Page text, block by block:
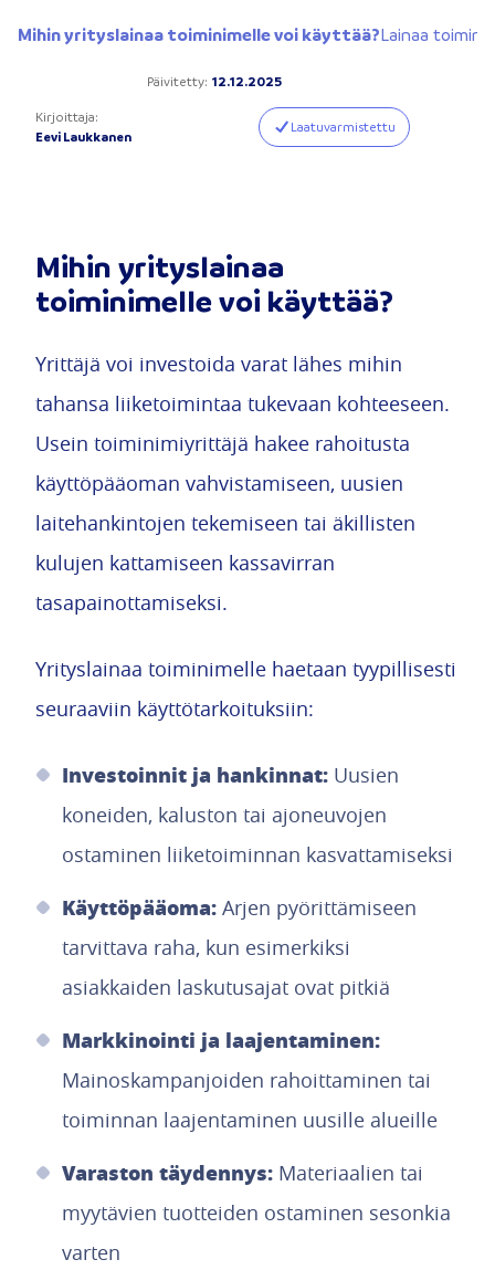
Mihin yrityslainaa toiminimelle voi käyttää?Lainaa
Päivitetty: 12.12.2025
Kirjoittaja:
Eevi Laukkanen
Laatuvarmistettu
Mihin yrityslainaa
toiminimelle voi käyttää?
Yrittäjä voi investoida varat lähes mihin
tahansa liiketoimintaa tukevaan kohteeseen.
Usein toiminimiyrittäjä hakee rahoitusta
käyttöpääoman vahvistamiseen, uusien
laitehankintojen tekemiseen tai äkillisten
kulujen kattamiseen kassavirran
tasapainottamiseksi.
Yrityslainaa toiminimelle haetaan tyypillisesti
seuraaviin käyttötarkoituksiin:
Investoinnit ja hankinnat: Uusien
koneiden, kaluston tai ajoneuvojen
ostaminen liiketoiminnan kasvattamiseksi
Käyttöpääoma: Arjen pyörittämiseen
tarvittava raha, kun esimerkiksi
asiakkaiden laskutusajat ovat pitkiä
Markkinointi ja laajentaminen:
Mainoskampanjoiden rahoittaminen tai
toiminnan laajentaminen uusille alueille
Varaston täydennys: Materiaalien tai
myytävien tuotteiden ostaminen sesonkia
varten